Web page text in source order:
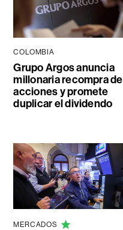
COLOMBIA
Grupo Argos anuncia
millonaria recompra de
acciones y promete
duplicar el dividendo
MERCADOS